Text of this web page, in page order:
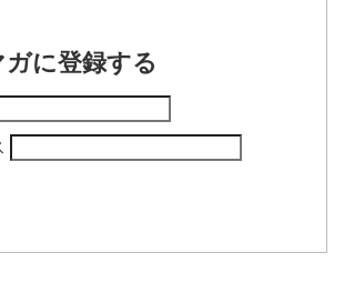
に登録する